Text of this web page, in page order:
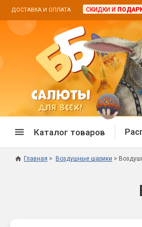
ДОСТАВКА И ОПЛАТА СКИДКИ И
Каталог товаров
Главная Воздушные шарики